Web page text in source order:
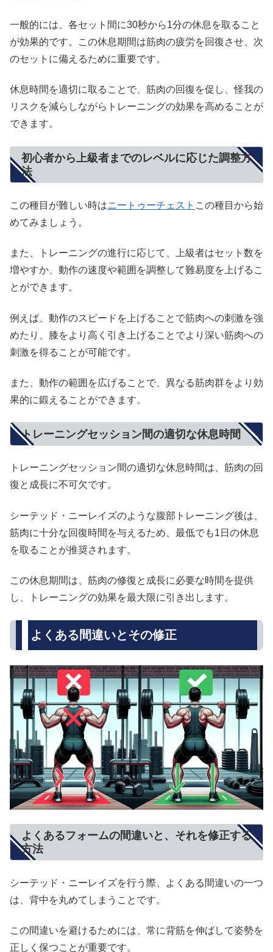
一般的には、各セット間に30秒から1分の休息を取ること
が効果的です。この休息期間は筋肉の疲労を回復させ、次
のセットに備えるために重要です。
休息時間を適切に取ることで、筋肉の回復を促し、怪我の
リスクを減らしながらトレーニングの効果を高めることが
できます。
初心者から上級者までのレベルに応じた調整方
法
この種目が難しい時はニートゥーチェスト この種目から始
めてみましょう。
また、トレーニングの進行に応じて、上級者はセット数を
増やすか、動作の速度や範囲を調整して難易度を上げるこ
とができます。
例えば、動作のスピードを上げることで筋肉への刺激を強
めたり、膝をより高く引き上げることでより深い筋肉への
刺激を得ることが可能です。
また、動作の範囲を広げることで、異なる筋肉群をより効
果的に鍛えることができます。
トレーニングセッション間の適切な休息時間
トレーニングセッション間の適切な休息時間は、筋肉の回
復と成長に不可欠です。
シーテッド・ニーレイズのような腹部トレーニング後は、
筋肉に十分な回復時間を与えるため、最低でも1日の休息
を取ることが推奨されます。
この休息期間は、筋肉の修復と成長に必要な時間を提供
し、トレーニングの効果を最大限に引き出します。
よくある間違いとその修正
よくあるフォームの間違いと、それを修正する
方法
シーテッド・ニーレイズを行う際、よくある間違いの一つ
は、背中を丸めてしまうことです。
この間違いを避けるためには、常に背筋を伸ばして姿勢を
正しく保つことが重要です。